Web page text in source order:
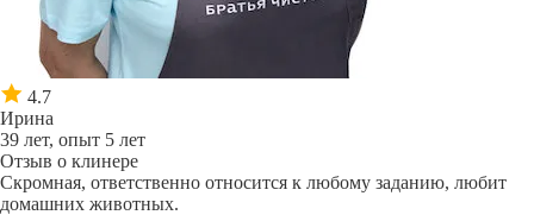
4.7
Ирина
39 лет, опыт 5 лет
Отзыв о клинере
Скромная, ответственно относится к любому заданию, любит
домашних животных.